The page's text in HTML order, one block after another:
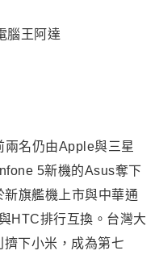
名仍由Apple與三星
5新機的Asus奪下
旗艦機上市與中華通
HTC排行互換。台灣大
下小米，成為第七